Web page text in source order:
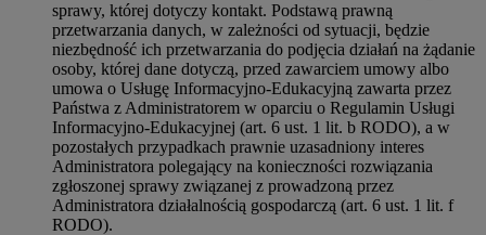
sprawy, której dotyczy kontakt. Podstawą prawną
przetwarzania danych, w zależności od sytuacji, będzie
niezbędność ich przetwarzania do podjęcia działań na żądanie
osoby, której dane dotyczą, przed zawarciem umowy albo
umowa o Usługę Informacyjno-Edukacyjną zawarta przez
Państwa z Administratorem w oparciu o Regulamin Usługi
Informacyjno-Edukacyjnej (art. 6 ust. 1 lit. b RODO), a w
pozostałych przypadkach prawnie uzasadniony interes
Administratora polegający na konieczności rozwiązania
zgłoszonej sprawy związanej z prowadzoną przez
Administratora działalnością gospodarczą (art. 6 ust. 1 lit. f
RODO).